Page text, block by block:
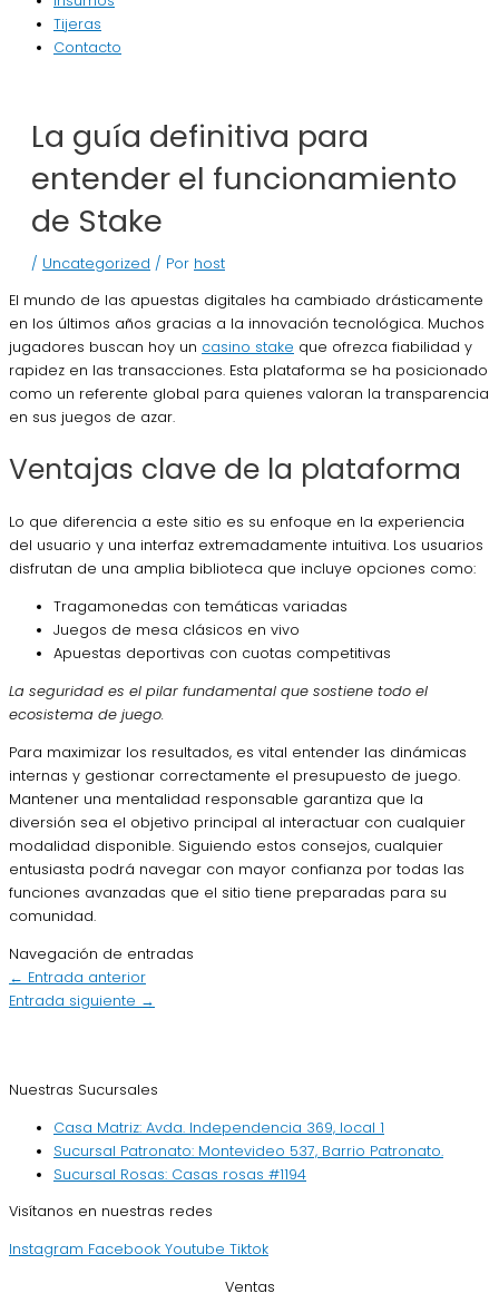
Tijeras
Contacto
La guía definitiva para
entender el funcionamiento
de Stake
/ Uncategorized / Por host
El mundo de las apuestas digitales ha cambiado drásticamente
en los últimos años gracias a la innovación tecnológica. Muchos
jugadores buscan hoy un casino stake que ofrezca fiabilidad y
rapidez en las transacciones. Esta plataforma se ha posicionado
como un referente global para quienes valoran la transparencia
en sus juegos de azar.
Ventajas clave de la plataforma
Lo que diferencia a este sitio es su enfoque en la experiencia
del usuario y una interfaz extremadamente intuitiva. Los usuarios
disfrutan de una amplia biblioteca que incluye opciones como:
Tragamonedas con temáticas variadas
Juegos de mesa clásicos en vivo
Apuestas deportivas con cuotas competitivas
La seguridad es el pilar fundamental que sostiene todo el
ecosistema de juego.
Para maximizar los resultados, es vital entender las dinámicas
internas y gestionar correctamente el presupuesto de juego.
Mantener una mentalidad responsable garantiza que la
diversión sea el objetivo principal al interactuar con cualquier
modalidad disponible. Siguiendo estos consejos, cualquier
entusiasta podrá navegar con mayor confianza por todas las
funciones avanzadas que el sitio tiene preparadas para su
comunidad.
Navegación de entradas
← Entrada anterior
Entrada siguiente →
Nuestras Sucursales
Casa Matriz: Avda. Independencia 369, local 1
Sucursal Patronato: Montevideo 537, Barrio Patronato.
Sucursal Rosas: Casas rosas #1194
Visítanos en nuestras redes
Instagram Facebook Youtube Tiktok
Ventas